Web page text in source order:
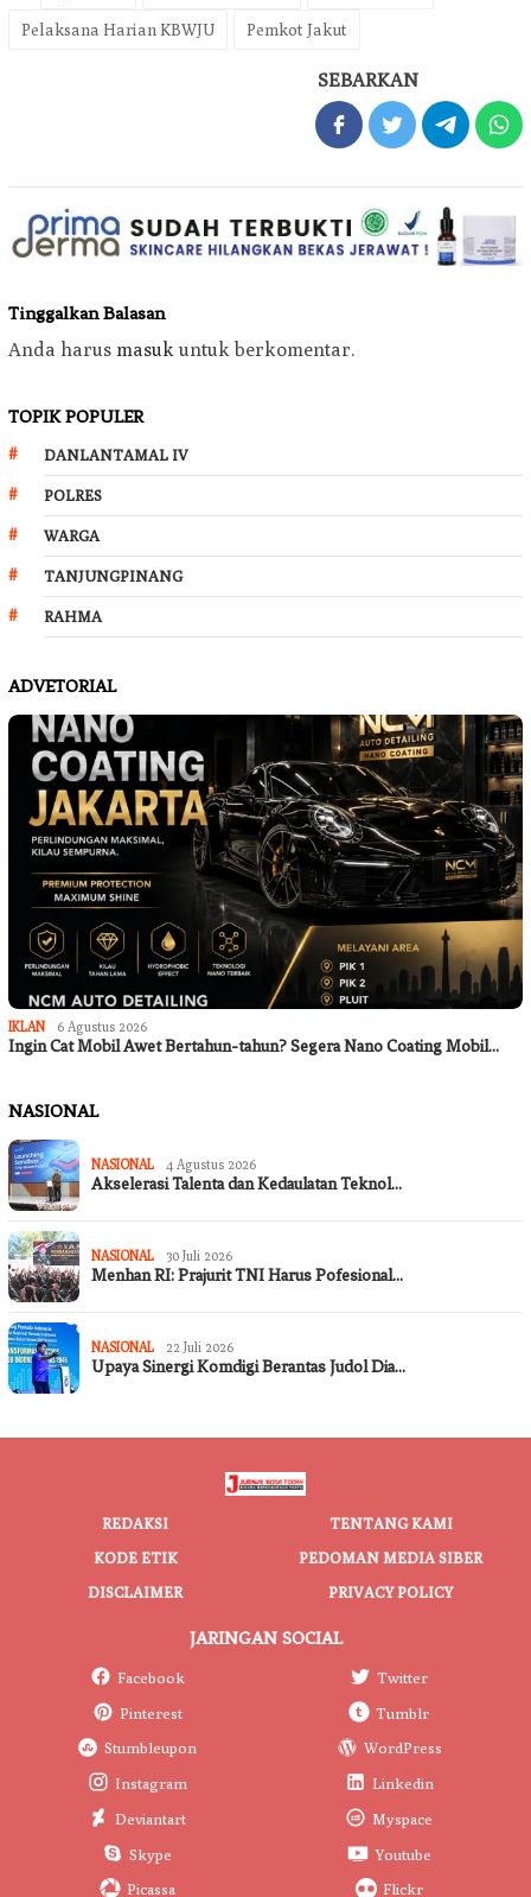
Pelaksana Harian KBWJU Pemkot Jakut
SEBARKAN
Tinggalkan Balasan
Anda harus masuk untuk berkomentar.
TOPIK POPULER
DANLANTAMAL IV
POLRES
WARGA
TANJUNGPINANG
RAHMA
ADVETORIAL
IKLAN 6 Agustus 2026
Ingin Cat Mobil Awet Bertahun-tahun? Segera Nano Coating Mobil…
NASIONAL
NASIONAL 4 Agustus 2026
Akselerasi Talenta dan Kedaulatan Teknol…
NASIONAL 30 Juli 2026
Menhan RI: Prajurit TNI Harus Pofesional…
NASIONAL 22 Juli 2026
Upaya Sinergi Komdigi Berantas Judol Dia…
REDAKSI
TENTANG KAMI
KODE ETIK
PEDOMAN MEDIA SIBER
DISCLAIMER
PRIVACY POLICY
JARINGAN SOCIAL
Facebook
Twitter
Pinterest
Tumblr
Stumbleupon
WordPress
Instagram
Linkedin
Deviantart
Myspace
Skype
Youtube
Picassa
Flickr